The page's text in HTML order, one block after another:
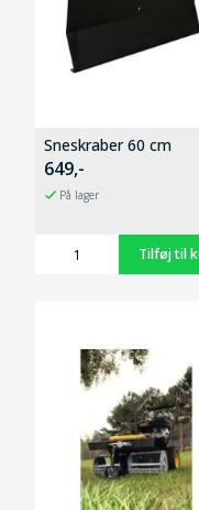
Sneskraber 60 cm
649,-
På lager